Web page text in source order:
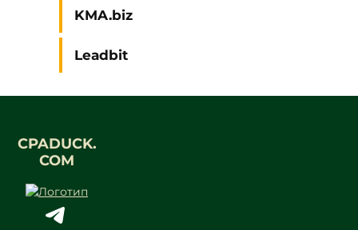
KMA.biz
Leadbit
CPADUCK.
COM